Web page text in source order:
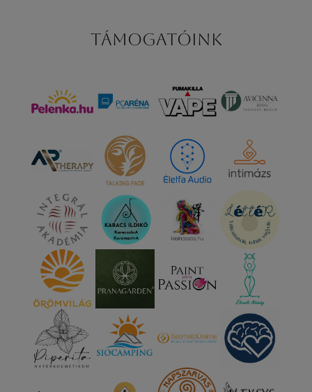
Támogatóink